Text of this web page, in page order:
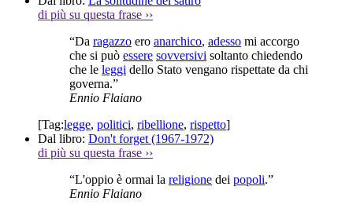
di più su questa frase ››
“Da ragazzo ero anarchico, adesso mi accorgo
che si può essere sovversivi soltanto chiedendo
che le leggi dello Stato vengano rispettate da chi
governa.”
Ennio Flaiano
[Tag:legge, politici, ribellione, rispetto]
Dal libro: Don't forget (1967-1972)
di più su questa frase ››
“L'oppio è ormai la religione dei popoli.”
Ennio Flaiano